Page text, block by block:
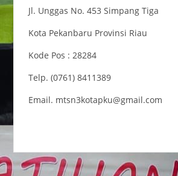
Jl. Unggas No. 453 Simpang Tiga
Kota Pekanbaru Provinsi Riau
Kode Pos : 28284
Telp. (0761) 8411389
Email. mtsn3kotapku@gmail.com